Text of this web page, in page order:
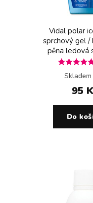
Vidal polar
sprchový gel /
pěna ledová
Skladem
95
Do